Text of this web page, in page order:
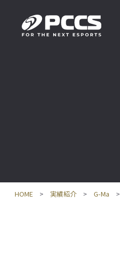
HOME 実績紹介 G-Ma